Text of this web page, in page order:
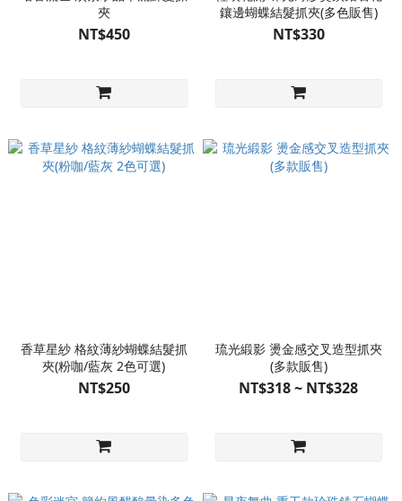
夾
NT$450
鑲邊蝴蝶結髮抓夾(多色販售)
NT$330
香草星紗 格紋薄紗蝴蝶結髮抓
夾(粉咖/藍灰 2色可選)
NT$250
琉光緞影 燙金感交叉造型抓夾
(多款販售)
NT$318 ~ NT$328